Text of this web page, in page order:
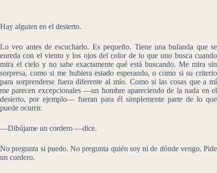
Hay alguien en el desierto.
Lo veo antes de escucharlo. Es pequeño. Tiene una bufanda que se
enreda con el viento y los ojos del color de lo que uno busca cuando
mira el cielo y no sabe exactamente qué está buscando. Me mira sin
sorpresa, como si me hubiera estado esperando, o como si su criterio
para sorprenderse fuera diferente al mío. Como si las cosas que a mí
me parecen excepcionales —un hombre apareciendo de la nada en el
desierto, por ejemplo— fueran para él simplemente parte de lo que
puede ocurrir.
—Dibújame un cordero —dice.
No pregunta si puedo. No pregunta quién soy ni de dónde vengo. Pide
un cordero.